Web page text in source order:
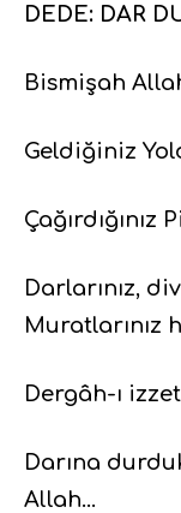
DEDE: DAR
Bismişah
Geldiğiniz
Darlarınız,
Muratlarınız
Dergâh-ı
Darına
Allah…